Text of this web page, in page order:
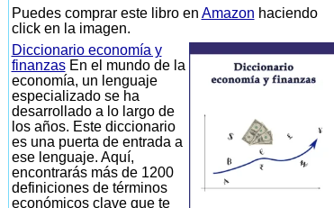
Puedes comprar este libro en Amazon haciendo
click en la imagen.
Diccionario economía y
finanzasEn el mundo de la
economía, un lenguaje
especializado se ha
desarrollado a lo largo de
los años. Este diccionario
es una puerta de entrada a
ese lenguaje. Aquí,
encontrarás más de 1200
definiciones de términos
económicos clave que te